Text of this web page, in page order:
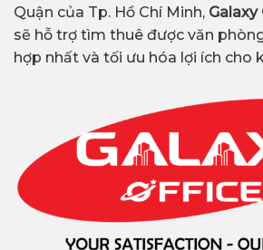
Quận của Tp. Hồ Chí Minh,
sẽ hỗ trợ tìm thuê được văn
hợp nhất và tối ưu hóa lợi ích cho